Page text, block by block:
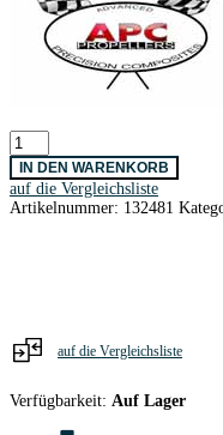
APC
Prop
9x4,5E
Menge
IN DEN WARENKORB
auf die Vergleichsliste
Artikelnummer: 132481
auf die Vergleichsliste
Verfügbarkeit: Auf Lager